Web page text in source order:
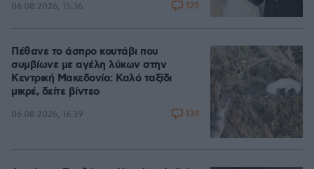
06.08.2026, 15:36 125
Πέθανε το άσπρο κουτάβι που
συμβίωνε με αγέλη λύκων στην
Κεντρική Μακεδονία: Καλό ταξίδι
μικρέ, δείτε βίντεο
06.08.2026, 16:39 139